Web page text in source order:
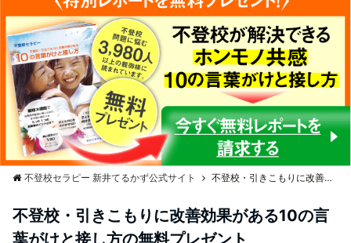
不登校セラピー 新井てるかず公式サイト 不登校・引きこもりに改善効果がある10の言葉がけと接し方の無料プレゼント
不登校・引きこもりに改善効果がある10の言
葉がけと接し方の無料プレゼント